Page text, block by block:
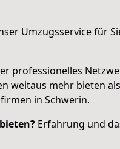
Umzugsservice für
professionelles
weitaus mehr bieten
in Schwerin.
Erfahrung und